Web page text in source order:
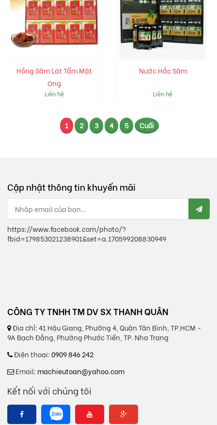
Hồng Sâm Lát Tẩm Mật
Ong
Liên hệ
Nước Hắc Sâm
Liên hệ
1 2 3 4 5 Cuối
Cập nhật thông tin khuyến mãi
https://www.facebook.com/photo/?
fbid=179853021238901&set=a.170599208830949
CÔNG TY TNHH TM DV SX THANH QUÂN
Địa chỉ:41 Hậu Giang, Phường 4, Quận Tân Bình, TP.HCM -
9A Bạch Đằng, Phường Phước Tiến, TP. Nha Trang
Điện thoại:0909 846 242
Email: machieutoan@yahoo.com
Kết nối với chúng tôi